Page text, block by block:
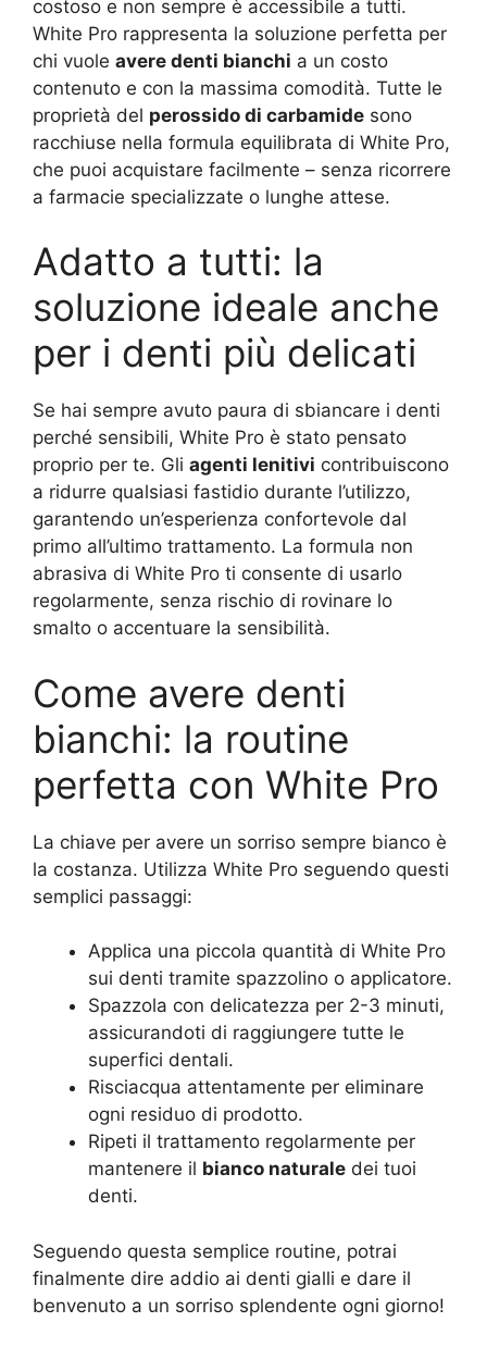
costoso e non sempre è accessibile a tutti.
White Pro rappresenta la soluzione perfetta per
chi vuole avere denti bianchi a un costo
contenuto e con la massima comodità. Tutte le
proprietà del perossido di carbamide sono
racchiuse nella formula equilibrata di White Pro,
che puoi acquistare facilmente – senza ricorrere
a farmacie specializzate o lunghe attese.
Adatto a tutti: la
soluzione ideale anche
per i denti più delicati
Se hai sempre avuto paura di sbiancare i denti
perché sensibili, White Pro è stato pensato
proprio per te. Gli agenti lenitivi contribuiscono
a ridurre qualsiasi fastidio durante l’utilizzo,
garantendo un’esperienza confortevole dal
primo all’ultimo trattamento. La formula non
abrasiva di White Pro ti consente di usarlo
regolarmente, senza rischio di rovinare lo
smalto o accentuare la sensibilità.
Come avere denti
bianchi: la routine
perfetta con White Pro
La chiave per avere un sorriso sempre bianco è
la costanza. Utilizza White Pro seguendo questi
semplici passaggi:
Applica una piccola quantità di White Pro
sui denti tramite spazzolino o applicatore.
Spazzola con delicatezza per 2-3 minuti,
assicurandoti di raggiungere tutte le
superfici dentali.
Risciacqua attentamente per eliminare
ogni residuo di prodotto.
Ripeti il trattamento regolarmente per
mantenere il bianco naturale dei tuoi
denti.
Seguendo questa semplice routine, potrai
finalmente dire addio ai denti gialli e dare il
benvenuto a un sorriso splendente ogni giorno!